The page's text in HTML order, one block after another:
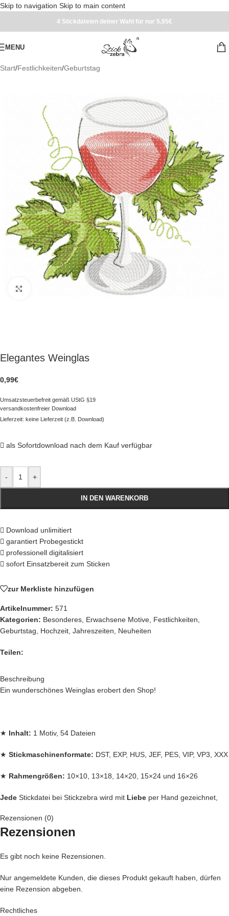
Skip to navigation Skip to main content
4 Stickdateien deiner Wahl für nur 5,95€
MENU
Start/Festlichkeiten/Geburtstag
zum Vergrößern klicken
Elegantes Weinglas
0,99€
Umsatzsteuerbefreit gemäß UStG §19
versandkostenfreier Download
Lieferzeit: keine Lieferzeit (z.B. Download)
als Sofortdownload nach dem Kauf verfügbar
- +
IN DEN WARENKORB
Download unlimitiert
garantiert Probegestickt
professionell digitalisiert
sofort Einsatzbereit zum Sticken
zur Merkliste hinzufügen
Artikelnummer: 571
Kategorien: Besonderes Erwachsene Motive Festlichkeiten
Geburtstag
Hochzeit Jahreszeiten Neuheiten
Teilen:
Beschreibung
Ein wunderschönes Weinglas erobert den Shop!
★ Inhalt: 1 Motiv, 54 Dateien
★ Stickmaschinenformate: DST, EXP, HUS, JEF, PES, VIP, VP3, XXX
★ Rahmengrößen: 10×10, 13×18, 14×20, 15×24 und 16×26
Jede Stickdatei bei Stickzebra wird mit Liebe per Hand gezeichnet,
mit Herzblut digitalisiert und für
liefern, getestet,
Du kannst mit unseren Stickdateien deine
Rezensionen (0)
Rezensionen
Es gibt noch keine Rezensionen.
Nur angemeldete Kunden, die dieses Produkt gekauft haben, dürfen
eine Rezension abgeben.
Rechtliches